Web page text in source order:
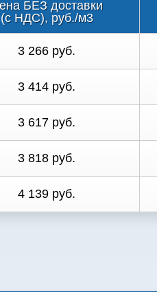
БЕЗ доставки
(с НДС), руб./м3
3 266 руб.
3 414 руб.
3 617 руб.
3 818 руб.
4 139 руб.